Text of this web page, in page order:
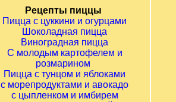
Рецепты пиццы
Пицца с цуккини и огурцами
Шоколадная пицца
Виноградная пицца
С молодым картофелем и
розмарином
Пицца с тунцом и яблоками
с морепродуктами и авокадо
с цыпленком и имбирем